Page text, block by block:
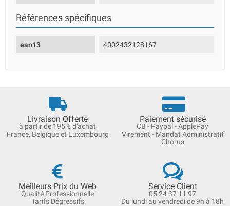
Références spécifiques
ean13 4002432128167
Livraison Offerte
à partir de 195 € d'achat
France, Belgique et Luxembourg
Paiement sécurisé
CB - Paypal - ApplePay
Virement - Mandat Administratif
Chorus
Meilleurs Prix du Web
Qualité Professionnelle
Tarifs Dégressifs
Service Client
05 24 37 11 97
Du lundi au vendredi de 9h à 18h